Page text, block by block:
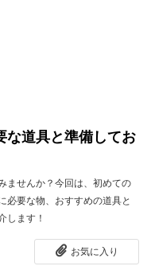
な道具と準備してお
ませんか？今回は、初めての
必要な物、おすすめの道具と
します！
お気に入り